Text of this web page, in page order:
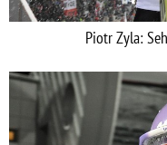
Piotr Zyla: